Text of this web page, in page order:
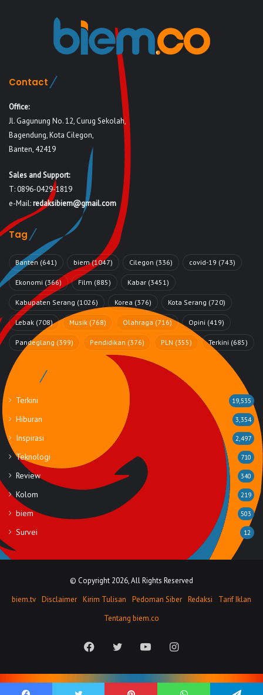
Contact
Office:
Jl. Gagunung No. 12, Curug Sekolah,
Bagendung, Kota Cilegon,
Banten, 42419
Sales and Support:
T: 0896-0429-1819
e-Mail:redaksibiem@gmail.com
Tag
Banten (641) biem(1047) Cilegon (336) covid-19 (743)
Ekonomi (366) Film (885) Kabar (3451)
Kabupaten Serang (1026) Korea (376) Kota Serang (720)
Lebak (708) Musik (768) Olahraga (716) Opini (419)
Pandeglang (399) Pendidikan (376) PLN (355) Terkini (685)
Rubrik
Terkini 19,535
Hiburan 3,354
Inspirasi 2,497
Teknologi 710
Review 340
Kolom 219
biem 503
Survei 12
© Copyright 2026, All Rights Reserved
biem.tv Disclaimer Kirim Tulisan Pedoman Siber Redaksi
Tarif Iklan
Tentang biem.co
FacebookTwitter YouTubeInstagram